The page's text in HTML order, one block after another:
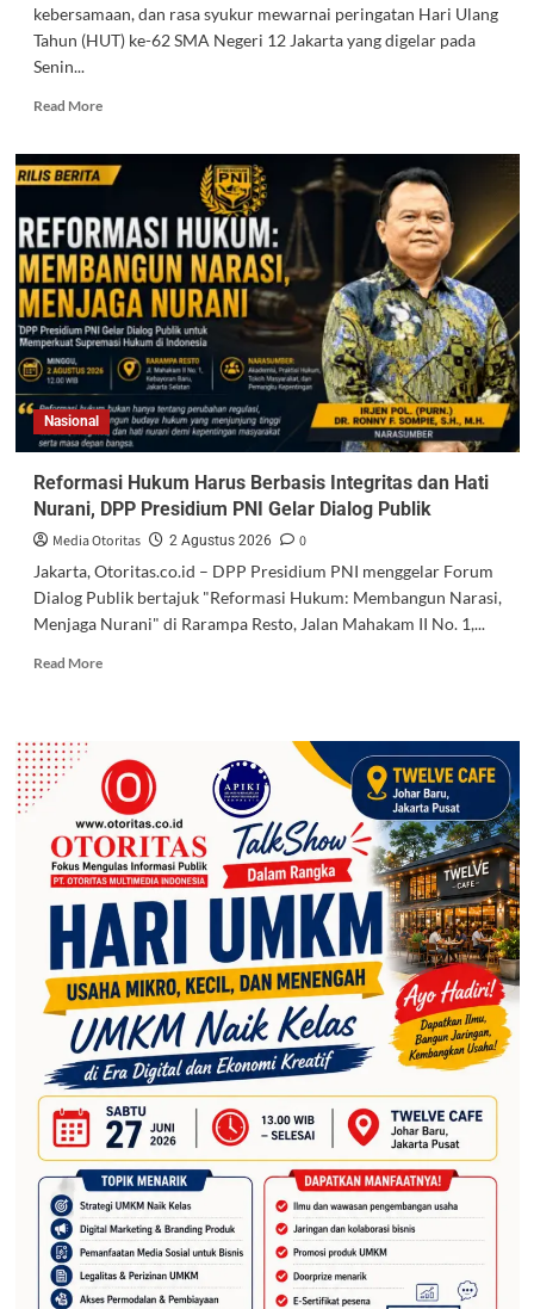
kebersamaan, dan rasa syukur mewarnai peringatan Hari Ulang
Tahun (HUT) ke-62 SMA Negeri 12 Jakarta yang digelar pada
Senin...
Read More
Nasional
Reformasi Hukum Harus Berbasis Integritas dan Hati
Nurani, DPP Presidium PNI Gelar Dialog Publik
Media Otoritas 2 Agustus 2026
0
Jakarta, Otoritas.co.id – DPP Presidium PNI menggelar Forum
Dialog Publik bertajuk "Reformasi Hukum: Membangun Narasi,
Menjaga Nurani" di Rarampa Resto, Jalan Mahakam II No. 1,...
Read More